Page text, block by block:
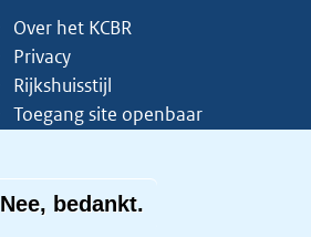
Nee, bedankt.
Over het KCBR
Privacy
Rijkshuisstijl
Toegang site openbaar